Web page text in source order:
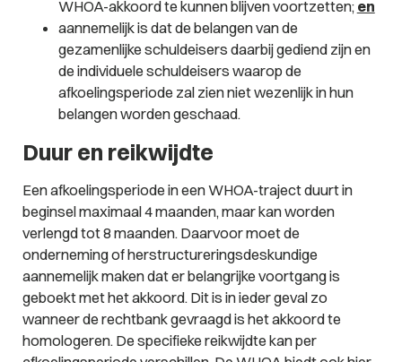
WHOA-akkoord te kunnen blijven voortzetten; en
aannemelijk is dat de belangen van de
gezamenlijke schuldeisers daarbij gediend zijn en
de individuele schuldeisers waarop de
afkoelingsperiode zal zien niet wezenlijk in hun
belangen worden geschaad.
Duur en reikwijdte
Een afkoelingsperiode in een WHOA-traject duurt in
beginsel maximaal 4 maanden, maar kan worden
verlengd tot 8 maanden. Daarvoor moet de
onderneming of herstructureringsdeskundige
aannemelijk maken dat er belangrijke voortgang is
geboekt met het akkoord. Dit is in ieder geval zo
wanneer de rechtbank gevraagd is het akkoord te
homologeren. De specifieke reikwijdte kan per